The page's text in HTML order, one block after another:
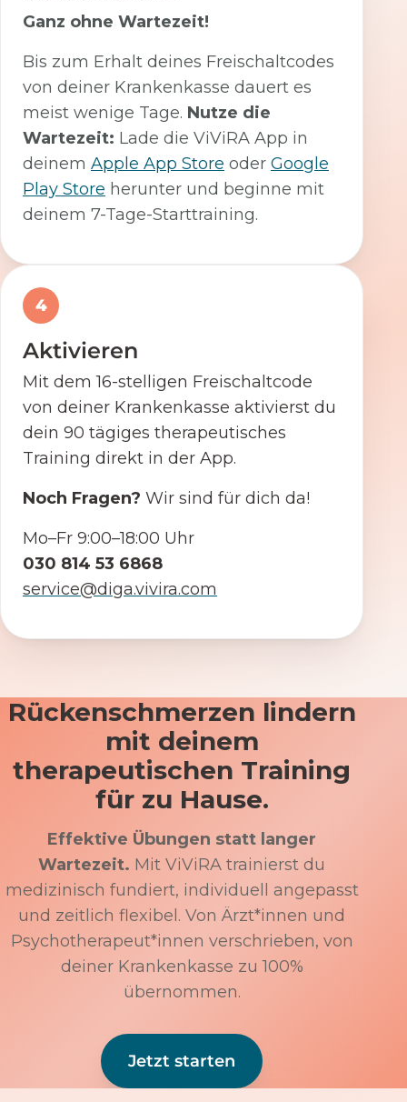
Ganz ohne Wartezeit!
Bis zum Erhalt deines Freischaltcodes
von deiner Krankenkasse dauert es
meist wenige Tage. Nutze die
Wartezeit: Lade die ViViRA App in
deinem Apple App Store oder Google
Play Store herunter und beginne mit
deinem 7-Tage-Starttraining.
4
Aktivieren
Mit dem 16-stelligen Freischaltcode
von deiner Krankenkasse aktivierst du
dein 90 tägiges therapeutisches
Training direkt in der App.
Noch Fragen? Wir sind für dich da!
Mo–Fr 9:00–18:00 Uhr
030 814 53 6868
service@diga.vivira.com
Rückenschmerzen lindern
mit deinem
therapeutischen Training
für zu Hause.
Effektive Übungen statt langer
Wartezeit. Mit ViViRA trainierst du
medizinisch fundiert, individuell angepasst
und zeitlich flexibel. Von Ärzt*innen und
Psychotherapeut*innen verschrieben, von
deiner Krankenkasse zu 100%
übernommen.
Jetzt starten